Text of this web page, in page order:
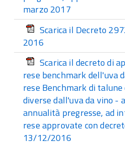
marzo 2017
Scarica il Decreto
2016
Scarica il decreto di
rese benchmark dell'uva
rese Benchmark di
diverse dall'uva da vino -
annualità pregresse, ad
rese approvate con
13/12/2016